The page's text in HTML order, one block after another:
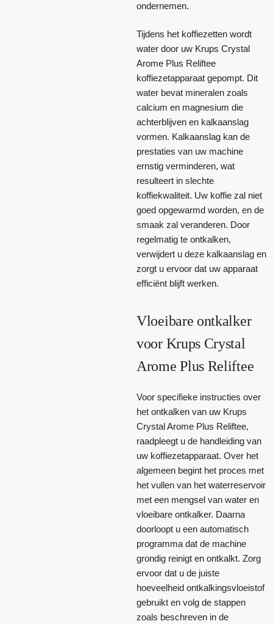
ondernemen.
Tijdens het koffiezetten wordt
water door uw Krups Crystal
Arome Plus Reliftee
koffiezetapparaat gepompt. Dit
water bevat mineralen zoals
calcium en magnesium die
achterblijven en kalkaanslag
vormen. Kalkaanslag kan de
prestaties van uw machine
ernstig verminderen, wat
resulteert in slechte
koffiekwaliteit. Uw koffie zal niet
goed opgewarmd worden, en de
smaak zal veranderen. Door
regelmatig te ontkalken,
verwijdert u deze kalkaanslag en
zorgt u ervoor dat uw apparaat
efficiënt blijft werken.
Vloeibare ontkalker
voor Krups Crystal
Arome Plus Reliftee
Voor specifieke instructies over
het ontkalken van uw Krups
Crystal Arome Plus Reliftee,
raadpleegt u de handleiding van
uw koffiezetapparaat. Over het
algemeen begint het proces met
het vullen van het waterreservoir
met een mengsel van water en
vloeibare ontkalker. Daarna
doorloopt u een automatisch
programma dat de machine
grondig reinigt en ontkalkt. Zorg
ervoor dat u de juiste
hoeveelheid ontkalkingsvloeistof
gebruikt en volg de stappen
zoals beschreven in de